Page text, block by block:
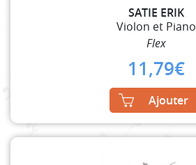
SATIE ERIK
Violon et Piano
Flex
11,79€
Ajouter